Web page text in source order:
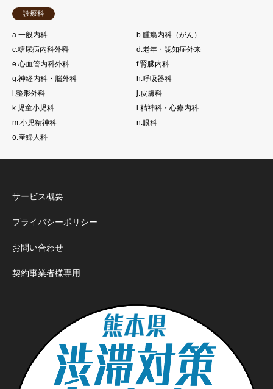
診療科
a.一般内科
b.腫瘍内科（がん）
c.糖尿病内科外科
d.老年・認知症外来
e.心血管内科外科
f.腎臓内科
g.神経内科・脳外科
h.呼吸器科
i.整形外科
j.皮膚科
k.児童小児科
l.精神科・心療内科
m.小児精神科
n.眼科
o.産婦人科
サービス概要
プライバシーポリシー
お問い合わせ
契約事業者様専用